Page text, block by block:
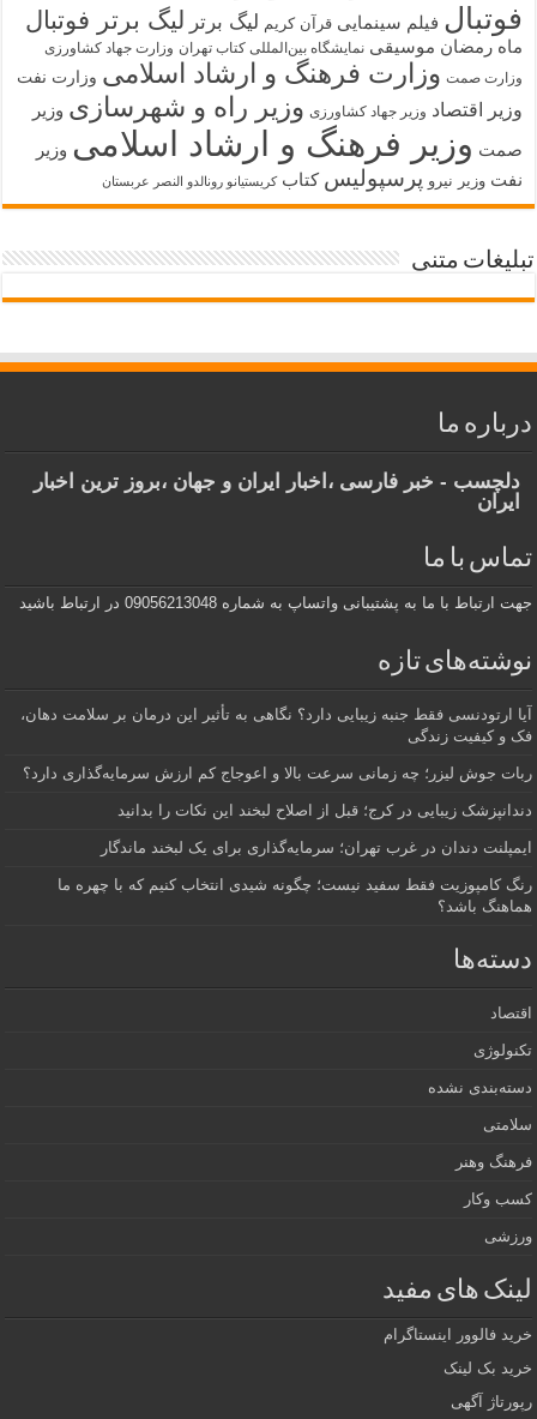
فوتبال فیلم سینمایی قرآن کریم لیگ برتر لیگ برتر فوتبال
ماه رمضان موسیقی نمایشگاه بین‌المللی کتاب تهران وزارت جهاد کشاورزی
وزارت صمت وزارت فرهنگ و ارشاد اسلامی وزارت نفت
وزیر اقتصاد وزیر جهاد کشاورزی وزیر راه و شهرسازی وزیر
صمت وزیر فرهنگ و ارشاد اسلامی وزیر
نفت وزیر نیرو پرسپولیس کتاب کریستیانو رونالدو النصر عربستان
تبلیغات متنی
درباره ما
دلچسب - خبر فارسی ،اخبار ایران و جهان ،بروز ترین اخبار
ایران
تماس با ما
جهت ارتباط با ما به پشتیبانی واتساپ به شماره 09056213048 در ارتباط باشید
نوشته‌های تازه
آیا ارتودنسی فقط جنبه زیبایی دارد؟ نگاهی به تأثیر این درمان بر سلامت دهان،
فک و کیفیت زندگی
ربات جوش لیزر؛ چه زمانی سرعت بالا و اعوجاج کم ارزش سرمایه‌گذاری دارد؟
دندانپزشک زیبایی در کرج؛ قبل از اصلاح لبخند این نکات را بدانید
ایمپلنت دندان در غرب تهران؛ سرمایه‌گذاری برای یک لبخند ماندگار
رنگ کامپوزیت فقط سفید نیست؛ چگونه شیدی انتخاب کنیم که با چهره ما
هماهنگ باشد؟
دسته‌ها
اقتصاد
تکنولوژی
دسته‌بندی نشده
سلامتی
فرهنگ وهنر
کسب وکار
ورزشی
لینک های مفید
خرید فالوور اینستاگرام
خرید بک لینک
رپورتاژ آگهی